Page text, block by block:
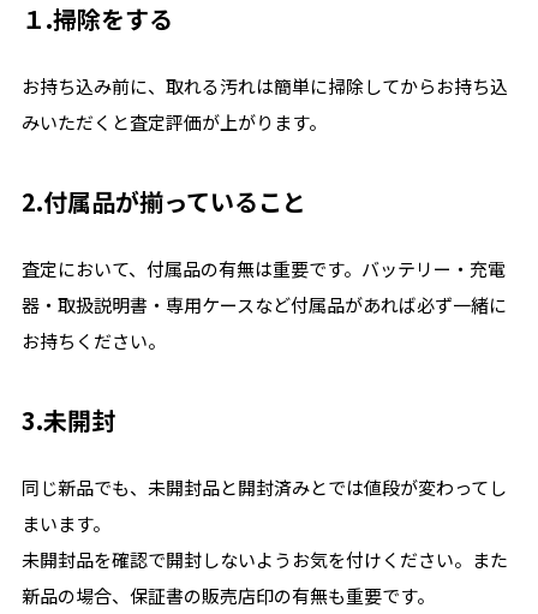
１.掃除をする
お持ち込み前に、取れる汚れは簡単に掃除してからお持ち込
みいただくと査定評価が上がります。
2.付属品が揃っていること
査定において、付属品の有無は重要です。バッテリー・充電
器・取扱説明書・専用ケースなど付属品があれば必ず一緒に
お持ちください。
3.未開封
同じ新品でも、未開封品と開封済みとでは値段が変わってし
まいます。
未開封品を確認で開封しないようお気を付けください。また
新品の場合、保証書の販売店印の有無も重要です。